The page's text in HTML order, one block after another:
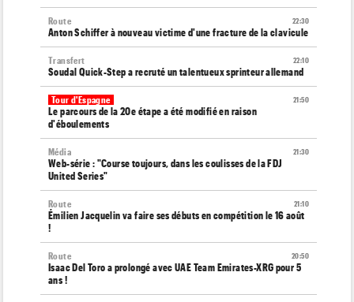
22:30
Route
Anton Schiffer à nouveau victime d'une fracture de la clavicule
22:10
Transfert
Soudal Quick-Step a recruté un talentueux sprinteur allemand
21:50
Tour d'Espagne
Le parcours de la 20e étape a été modifié en raison
d'éboulements
21:30
Média
Web-série : "Course toujours, dans les coulisses de la FDJ
United Series"
21:10
Route
Émilien Jacquelin va faire ses débuts en compétition le 16 août
!
20:50
Route
Isaac Del Toro a prolongé avec UAE Team Emirates-XRG pour 5
ans !